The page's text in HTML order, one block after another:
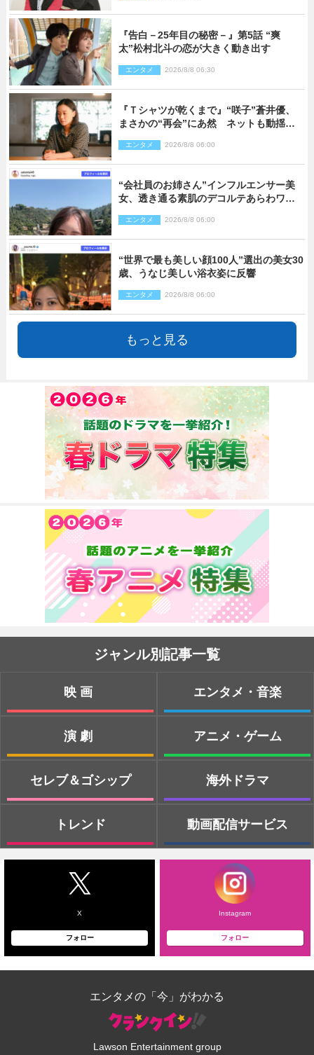
『告白－25年目の秘密－』第5話 “爽
太”松村北斗の恋が大きく動き出す
エンタメ 2026/8/8 06:30
『Ｔシャツが乾くまで』“咲子”蒼井優、
まさかの“再会”にあ然 ネットも動揺
レあり）
エンタメ 2026/8/8 06:00
“会社員のお姉さん”インフルエンサー美
女、透き通る素肌のデコルテあらわワン
エンタメ 2026/8/8 06:00
“世界で最も美しい顔100人”選出の美女30
歳、うなじ美しい浴衣姿に反響
エンタメ 2026/8/8 06:00
もっと見る
ジャンル別記事一覧
映画
演劇
セレブ＆ゴシップ
トレンド
エンタメ・音楽
アニメ・ゲーム
海外ドラマ
動画配信サービス
X
フォロー
Instagram
フォロー
エンタメの「今」がわかる
Lawson Entertainment group